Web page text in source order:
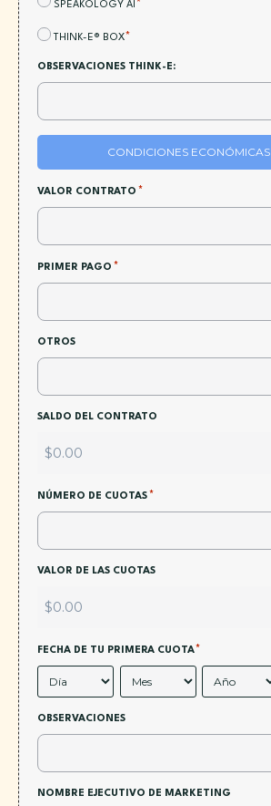
SPEAKOLOGY AI *
ACEPTACIÓN:*
THINK-E® BOX*
OBSERVACIONES THINK-E:
CONDICIONES ECONÓMICAS
VALOR CONTRATO *
PRIMER PAGO *
OTROS
SALDO DEL CONTRATO
NÚMERO DE CUOTAS *
VALOR DE LAS CUOTAS
FECHA DE TU PRIMERA CUOTA*
OBSERVACIONES
NOMBRE EJECUTIVO DE MARKETING